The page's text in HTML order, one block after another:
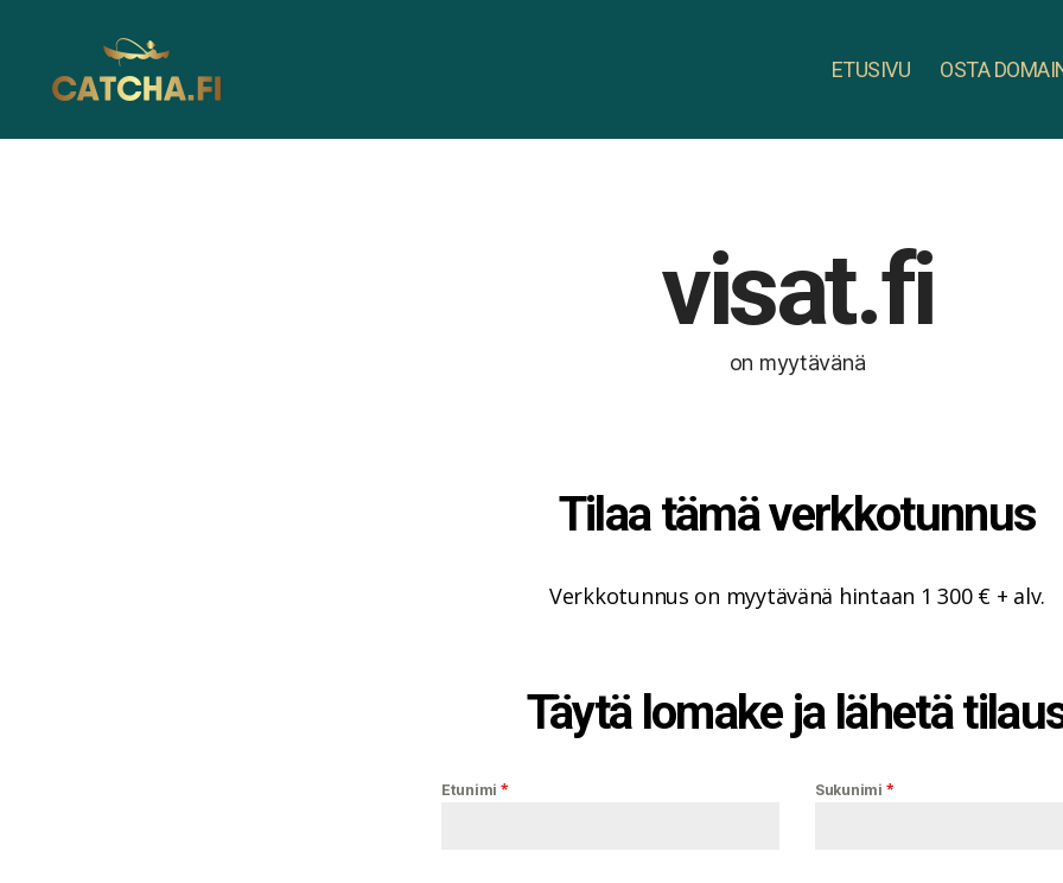
ETUSIVU OSTA
visat.fi
on myytävänä
Tilaa tämä verkkotunnus
Verkkotunnus on myytävänä hintaan 1 300 € + alv.
Täytä lomake ja lähetä
Etunimi * Sukunimi *